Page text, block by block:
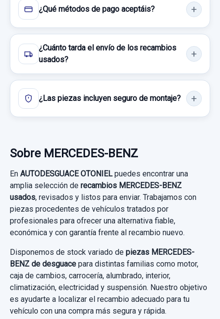
SALPICADERO usado.
MERCEDES-BENZ CLASE A (W169) A 180
CDI EXCLUSIVE...
Garantía 1 año
Ref:664062 OEM:1695451304
19,83 €
Sin IVA, gastos de envío no incluidos.
CINTURON SEGURIDAD DELANTERO
IZQUIERDO 5P
CINTURON SEGURIDAD DELANTERO...
usado.
CDI EXCLUSIVE...
Garantía 1 año
Ref:757680
SERVOFRENO TRW
MERCEDES-BENZ CLASE A (W169) A 180
CDI EXCLUSIVE...
Garantía 1 año
¿Qué métodos de pago aceptáis?
¿Cuánto tarda el envío de los recambios
usados?
¿Las piezas incluyen seguro de montaje?
Sobre MERCEDES-BENZ
En AUTODESGUACE OTONIELpuedes encontrar una
amplia selección de recambios MERCEDES-BENZ
usados, revisados y listos para enviar. Trabajamos con
piezas procedentes de vehículos tratados por
profesionales para ofrecer una alternativa fiable,
económica y con garantía frente al recambio nuevo.
Disponemos de stock variado de piezas MERCEDES-
BENZ de desguace para distintas familias como motor,
caja de cambios, carrocería, alumbrado, interior,
climatización, electricidad y suspensión. Nuestro objetivo
es ayudarte a localizar el recambio adecuado para tu
vehículo con una compra más segura y rápida.